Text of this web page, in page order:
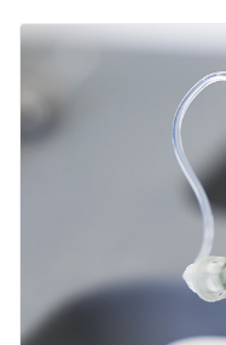
ブランド一覧
スタッフコンテンツ一覧